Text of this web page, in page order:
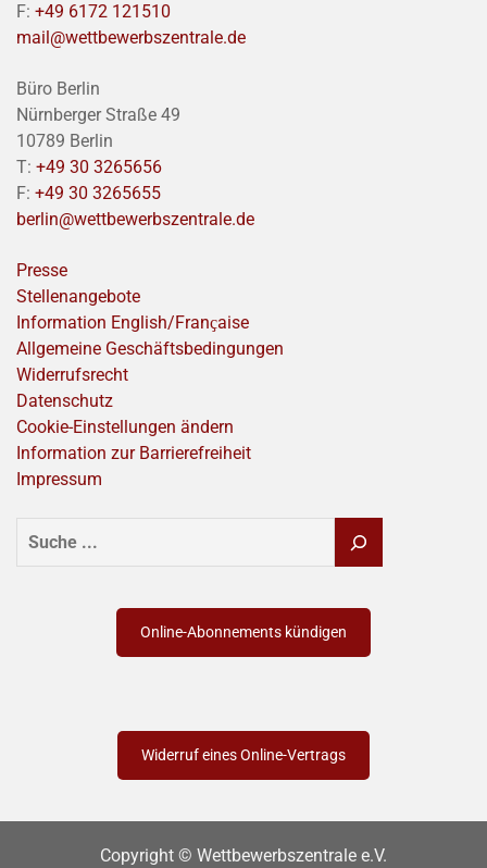
F: +49 6172 121510
mail@wettbewerbszentrale.de
Büro Berlin
Nürnberger Straße 49
10789 Berlin
T: +49 30 3265656
F: +49 30 3265655
berlin@wettbewerbszentrale.de
Presse
Stellenangebote
Information English/Franҫaise
Allgemeine Geschäftsbedingungen
Widerrufsrecht
Datenschutz
Cookie-Einstellungen ändern
Information zur Barrierefreiheit
Impressum
SUCHEN
Online-Abonnements kündigen
Widerruf eines Online-Vertrags
Copyright © Wettbewerbszentrale e.V.